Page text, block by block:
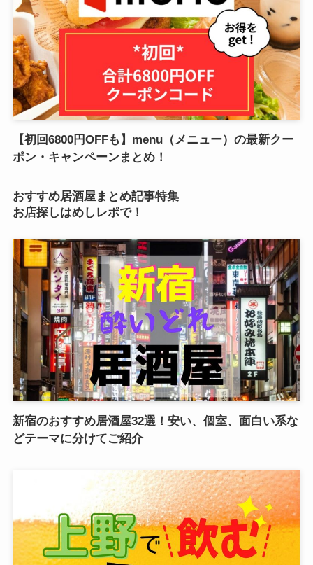
【初回6800円OFFも】menu（メニュー）の最新クー
ポン・キャンペーンまとめ！
おすすめ居酒屋まとめ記事特集
お店探しはめしレポで！
新宿のおすすめ居酒屋32選！安い、個室、面白い系な
どテーマに分けてご紹介